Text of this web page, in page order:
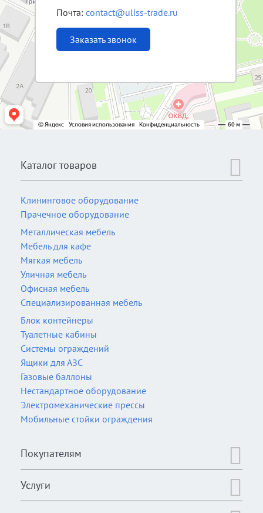
Почта:contact@uliss-trade.ru
Заказать звонок
Каталог товаров
Клининговое оборудование
Прачечное оборудование
Металлическая мебель
Мебель для кафе
Мягкая мебель
Уличная мебель
Офисная мебель
Специализированная мебель
Блок контейнеры
Туалетные кабины
Системы ограждений
Ящики для АЗС
Газовые баллоны
Нестандартное оборудование
Электромеханические прессы
Мобильные стойки ограждения
Покупателям
Услуги